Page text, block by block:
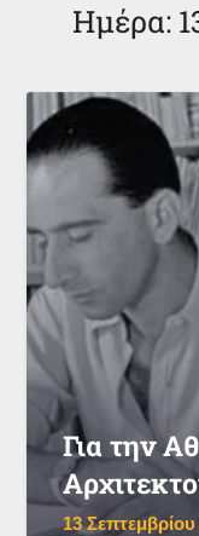
Ημέρα:
Για την
13 Σεπτεμβρίου